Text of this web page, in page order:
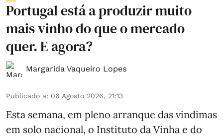
Portugal está a produzir muito
mais vinho do que o mercado
quer. E agora?
Margarida Vaqueiro Lopes
Publicado a: 06 Agosto 2026, 21:13
Esta semana, em pleno arranque das vindimas
em solo nacional, o Instituto da Vinha e do